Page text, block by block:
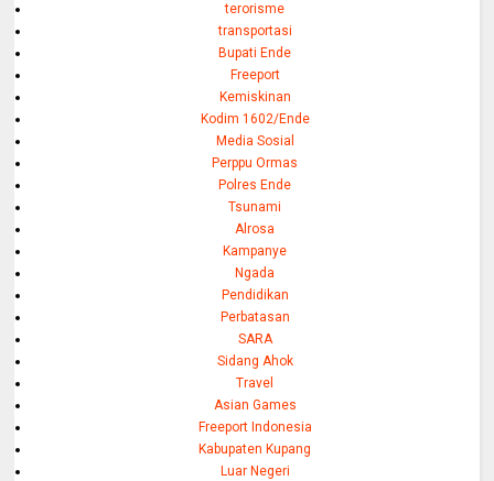
terorisme
transportasi
Bupati Ende
Freeport
Kemiskinan
Kodim 1602/Ende
Media Sosial
Perppu Ormas
Polres Ende
Tsunami
Alrosa
Kampanye
Ngada
Pendidikan
Perbatasan
SARA
Sidang Ahok
Travel
Asian Games
Freeport Indonesia
Kabupaten Kupang
Luar Negeri